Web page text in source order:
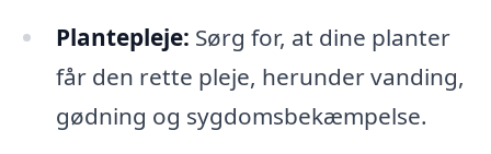
Plantepleje: Sørg for, at dine planter
får den rette pleje, herunder vanding,
gødning og sygdomsbekæmpelse.